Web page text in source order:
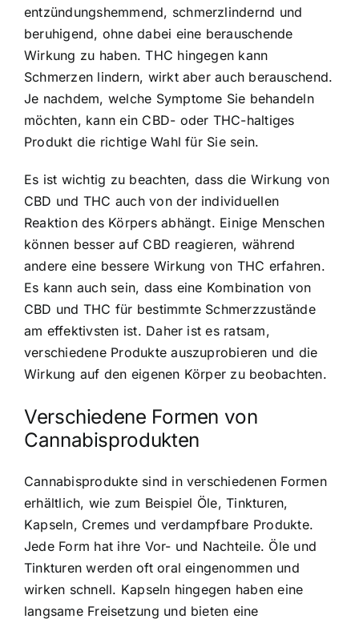
entzündungshemmend, schmerzlindernd und
beruhigend, ohne dabei eine berauschende
Wirkung zu haben. THC hingegen kann
Schmerzen lindern, wirkt aber auch berauschend.
Je nachdem, welche Symptome Sie behandeln
möchten, kann ein CBD- oder THC-haltiges
Produkt die richtige Wahl für Sie sein.
Es ist wichtig zu beachten, dass die Wirkung von
CBD und THC auch von der individuellen
Reaktion des Körpers abhängt. Einige Menschen
können besser auf CBD reagieren, während
andere eine bessere Wirkung von THC erfahren.
Es kann auch sein, dass eine Kombination von
CBD und THC für bestimmte Schmerzzustände
am effektivsten ist. Daher ist es ratsam,
verschiedene Produkte auszuprobieren und die
Wirkung auf den eigenen Körper zu beobachten.
Verschiedene Formen von
Cannabisprodukten
Cannabisprodukte sind in verschiedenen Formen
erhältlich, wie zum Beispiel Öle, Tinkturen,
Kapseln, Cremes und verdampfbare Produkte.
Jede Form hat ihre Vor- und Nachteile. Öle und
Tinkturen werden oft oral eingenommen und
wirken schnell. Kapseln hingegen haben eine
langsame Freisetzung und bieten eine